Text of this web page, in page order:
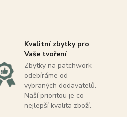
Kvalitní zbytky pro
Vaše tvoření
Zbytky na patchwork
odebíráme od
vybraných dodavatelů.
Naší prioritou je co
nejlepší kvalita zboží.